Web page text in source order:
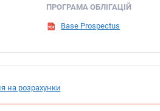
ПРОГРАМА ОБЛІГАЦІЙ
Base Prospectus
на розрахунки